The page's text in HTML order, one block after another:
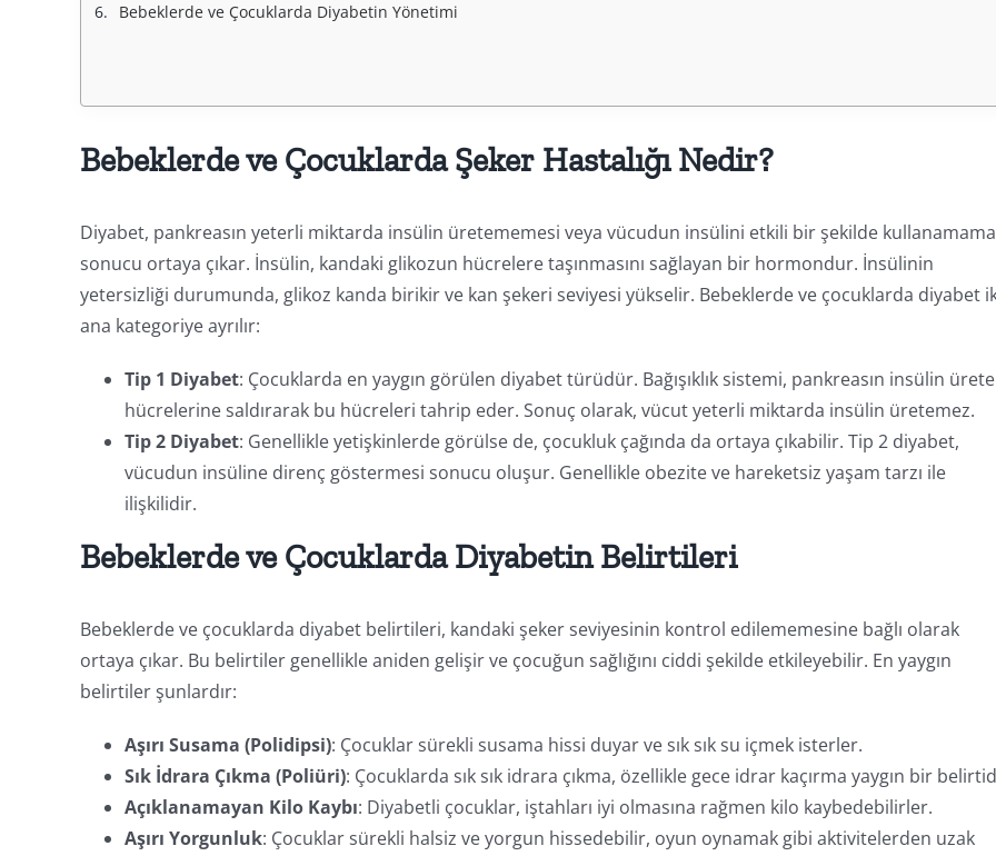
Bebeklerde ve Çocuklarda Diyabetin Yönetimi
Bebeklerde ve Çocuklarda Şeker Hastalığı Nedir?
Diyabet, pankreasın yeterli miktarda insülin üretememesi veya vücudun insülini etkili bir şekilde
sonucu ortaya çıkar. İnsülin, kandaki glikozun hücrelere taşınmasını sağlayan bir hormondur. İnsülinin
yetersizliği durumunda, glikoz kanda birikir ve kan şekeri seviyesi yükselir. Bebeklerde ve çocuklarda diyabet
ana kategoriye ayrılır:
Tip 1 Diyabet: Çocuklarda en yaygın görülen diyabet türüdür. Bağışıklık sistemi, pankreasın insülin
hücrelerine saldırarak bu hücreleri tahrip eder. Sonuç olarak, vücut yeterli miktarda insülin üretemez.
Tip 2 Diyabet: Genellikle yetişkinlerde görülse de, çocukluk çağında da ortaya çıkabilir. Tip 2 diyabet,
vücudun insüline direnç göstermesi sonucu oluşur. Genellikle obezite ve hareketsiz yaşam tarzı ile
ilişkilidir.
Bebeklerde ve Çocuklarda Diyabetin Belirtileri
Bebeklerde ve çocuklarda diyabet belirtileri, kandaki şeker seviyesinin kontrol edilememesine bağlı olarak
ortaya çıkar. Bu belirtiler genellikle aniden gelişir ve çocuğun sağlığını ciddi şekilde etkileyebilir. En yaygın
belirtiler şunlardır:
Aşırı Susama (Polidipsi): Çocuklar sürekli susama hissi duyar ve sık sık su içmek isterler.
Sık İdrara Çıkma (Poliüri): Çocuklarda sık sık idrara çıkma, özellikle gece idrar kaçırma yaygın bir
Açıklanamayan Kilo Kaybı: Diyabetli çocuklar, iştahları iyi olmasına rağmen kilo kaybedebilirler.
Aşırı Yorgunluk: Çocuklar sürekli halsiz ve yorgun hissedebilir, oyun oynamak gibi aktivitelerden uzak